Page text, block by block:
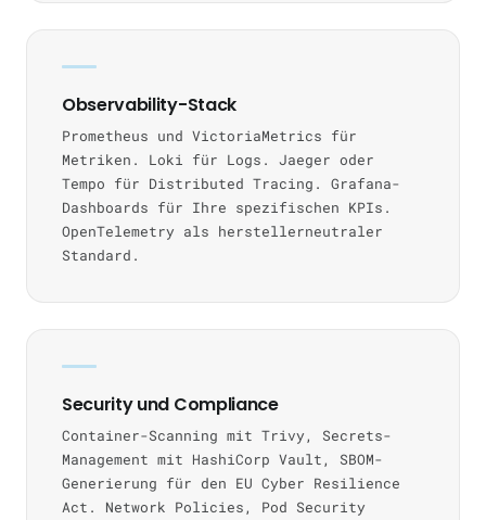
Observability-Stack
Prometheus und VictoriaMetrics für
Metriken. Loki für Logs. Jaeger oder
Tempo für Distributed Tracing. Grafana-
Dashboards für Ihre spezifischen KPIs.
OpenTelemetry als herstellerneutraler
Standard.
Security und Compliance
Container-Scanning mit Trivy, Secrets-
Management mit HashiCorp Vault, SBOM-
Generierung für den EU Cyber Resilience
Act. Network Policies, Pod Security